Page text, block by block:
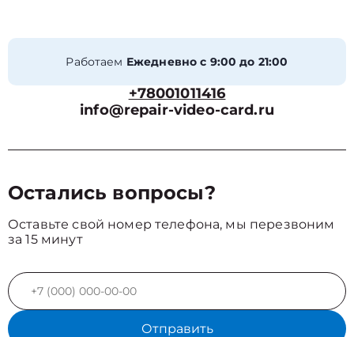
Работаем Ежедневно с 9:00 до 21:00
+78001011416
info@repair-video-card.ru
Остались вопросы?
Оставьте свой номер телефона, мы перезвоним
за 15 минут
Отправить